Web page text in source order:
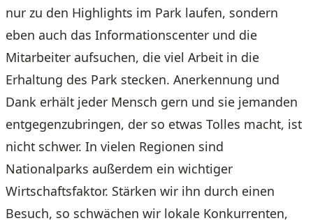
nur zu den Highlights im Park laufen, sondern
eben auch das Informationscenter und die
Mitarbeiter aufsuchen, die viel Arbeit in die
Erhaltung des Park stecken. Anerkennung und
Dank erhält jeder Mensch gern und sie jemanden
entgegenzubringen, der so etwas Tolles macht, ist
nicht schwer. In vielen Regionen sind
Nationalparks außerdem ein wichtiger
Wirtschaftsfaktor. Stärken wir ihn durch einen
Besuch, so schwächen wir lokale Konkurrenten,